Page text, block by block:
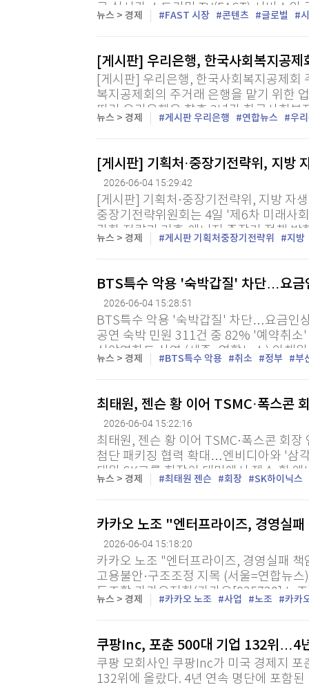
료 실시간 스트리밍 TV(FAST) 서비스의
개최했다고 밝혔다. 이날 오후 경기도 수
뉴스 > 경제 FAST 시장 콘텐츠 글로벌
[게시판] 우리은행, 한국사회복지공
[게시판] 우리은행, 한국사회복지공제
복지공제회의 주거래 은행을 맡기 위한
따라 우리은행은 향후 3년간 한국사회
스템을 전담 운용한다. 사회복지 종사자
뉴스 > 경제 게시판 우리은행 연합뉴스 우
[게시판] 기획처·중장기전략위, 지방
2026-06-04 15:29:42
[게시판] 기획처·중장기전략위, 지방
중장기전략위원회는 4일 '제6차 미래사
강화 전략과 기후·에너지 중장기 정책
재구조화가 중요하며 지방으로의 인력
뉴스 > 경제 게시판 기획처중장기전략위 지방
BTS특수 악용 '숙박갑질' 차단…요금
2026-06-04 15:28:51
BTS특수 악용 '숙박갑질' 차단…요금인
공연 숙박 민원 311건 중 82% '예약취
심야영화도 상영 (세종=연합뉴스) 안채
매할 목적으로 기존 예약을 일방적으로
뉴스 > 경제 BTS특수 악용 취소 정부 부
최태원, 젠슨 황 이어 TSMC·폭스콘
2026-06-04 15:22:16
최태원, 젠슨 황 이어 TSMC·폭스콘 회
첨단 패키징 협력 확대…엔비디아와 '삼
태원 SK그룹 회장이 대만에서 젠슨 황
리(반도체 위탁생산) 업계 1위 TSMC의
뉴스 > 경제 최태원 젠슨 회장 SK하이닉스
카카오 노조 "엔터프라이즈, 경영실
2026-06-04 15:18:20
카카오 노조 "엔터프라이즈, 경영실패
고용불안·구조조정 지목 (서울=연합뉴
동조합 카카오지회(카카오[035720] 노
협약(임단협) 결렬 원인으로 경영진의
뉴스 > 경제 카카오 노조 사업 노조 카카
쿠팡Inc, 포춘 500대 기업 132위…4
쿠팡 모회사인 쿠팡Inc가 미국 경제지
132위에 올랐다. 4년 연속 명단에 포함